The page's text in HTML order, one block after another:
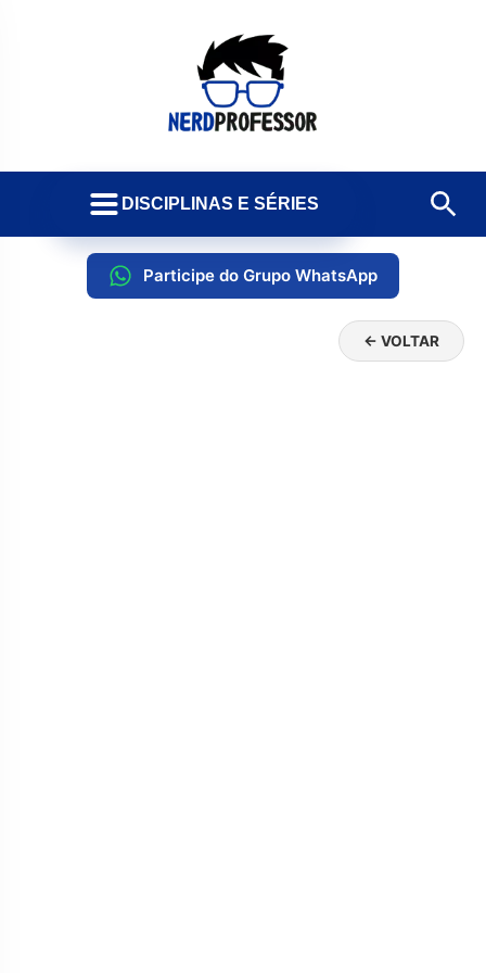
DISCIPLINAS E SÉRIES
Participe do Grupo WhatsApp
← VOLTAR